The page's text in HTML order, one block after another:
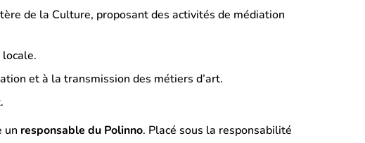
de la Culture, proposant des activités de médiation
et à la transmission des métiers d’art.
un responsable du Polinno. Placé sous la responsabilité